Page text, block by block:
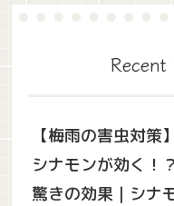
Recent
【梅雨の害虫対策
シナモンが効く！
驚きの効果｜シナ